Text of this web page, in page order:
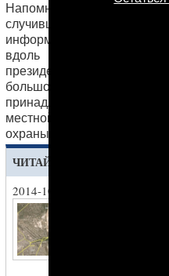
Напомним, о трагедии в
случившегося
информации, 17 октября в
вдоль автотрассы для
президента
большой скорости
принадлежащий, по
местной текстильной
охраны президента.
ЧИТАЙТЕ ТАКЖЕ
2014-10-19